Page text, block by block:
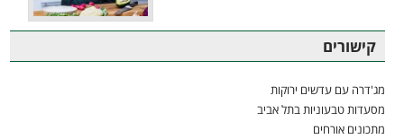
קישורים
מג'דרה עם עדשים ירוקות
מסעדות טבעוניות בתל אביב
מתכונים אורחים